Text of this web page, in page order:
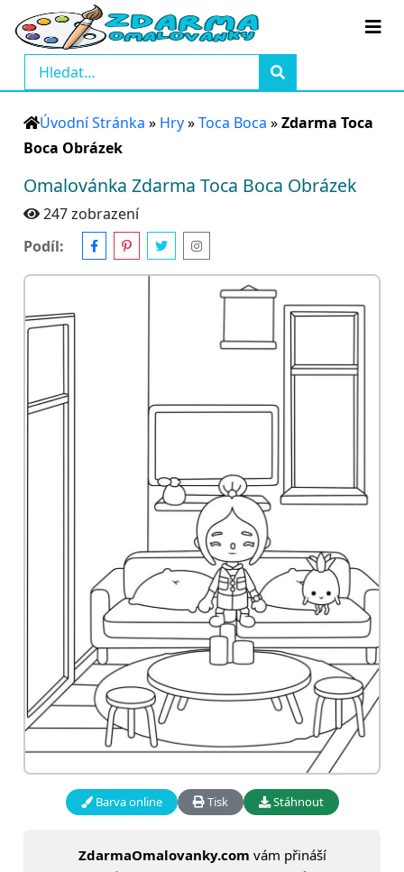
Úvodní Stránka » Hry»Toca Boca »Zdarma Toca
Boca Obrázek
Omalovánka Zdarma Toca Boca Obrázek
247 zobrazení
Podíl:
Barva online Tisk Stáhnout
ZdarmaOmalovanky.com vám přináší